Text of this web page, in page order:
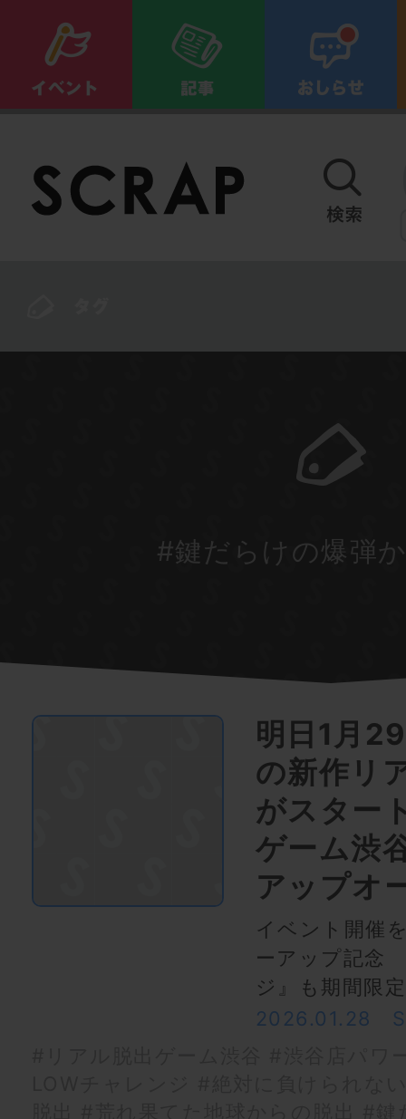
#鍵だらけの爆弾
明日1月
の新作リ
がスター
ゲーム渋
アップオ
イベント開催
ーアップ記念
ジ』も期間限
2026.01.28